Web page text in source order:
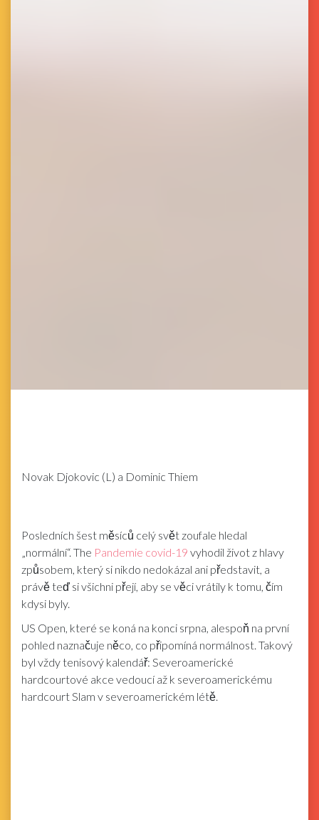
Novak Djokovic (L) a Dominic Thiem
Posledních šest měsíců celý svět zoufale hledal
„normální“. The Pandemie covid-19 vyhodil život z hlavy
způsobem, který si nikdo nedokázal ani představit, a
právě teď si všichni přejí, aby se věci vrátily k tomu, čím
kdysi byly.
US Open, které se koná na konci srpna, alespoň na první
pohled naznačuje něco, co připomíná normálnost. Takový
byl vždy tenisový kalendář: Severoamerické
hardcourtové akce vedoucí až k severoamerickému
hardcourt Slam v severoamerickém létě.